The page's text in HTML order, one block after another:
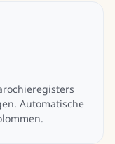
Automatische